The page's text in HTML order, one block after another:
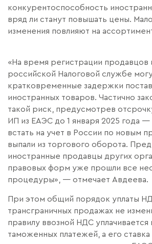
конкурентоспособность
вряд ли станут повышать цены.
изменения повлияют на
«На время регистрации продавцов
российской Налоговой службе
кратковременные задержки
иностранных товаров. Частично
такой риск, предусмотрев
ИП из ЕАЭС до 1 января 2025 года —
встать на учет в России по новым
выпали из торгового оборота.
иностранные продавцы других
правовых форм уже прошли все
процедуры», — отмечает Авдеева.
При этом общий порядок уплаты
трансграничных продажах не
правилу ввозной НДС уплачивается
таможенных платежей, а его ставка